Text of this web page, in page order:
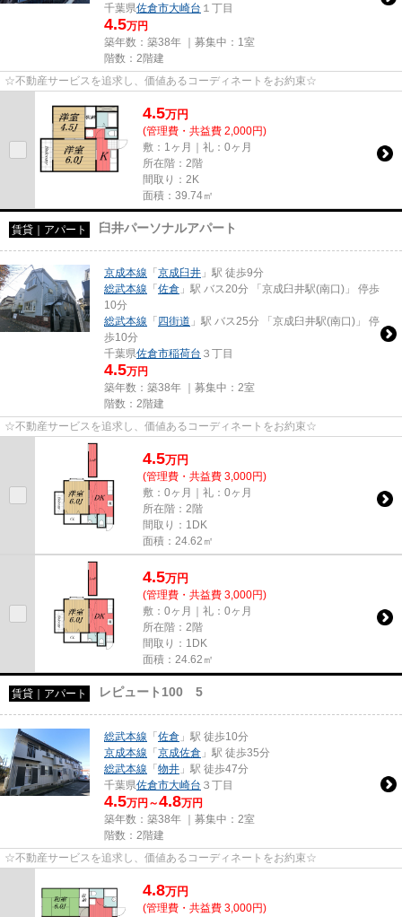
千葉県佐倉市大崎台 １丁目
4.5万円
築年数：築38年 ｜募集中： 1室
階数：2階建
☆不動産サービスを追求し、価値あるコーディネートをお約束☆
4.5万円
(管理費・共益費 2,000円)
敷：1ヶ月｜礼：0ヶ月
所在階：2階
間取り：2K
面積：39.74㎡
賃貸｜アパート 臼井パーソナルアパート
京成本線 「 京成臼井 」駅 徒歩9分
総武本線 「 佐倉 」駅 バス20分 「京成臼井駅(南口)」 停歩
10分
総武本線 「 四街道 」駅 バス25分 「京成臼井駅(南口)」 停
歩10分
千葉県佐倉市稲荷台 ３丁目
4.5万円
築年数：築38年 ｜募集中： 2室
階数：2階建
☆不動産サービスを追求し、価値あるコーディネートをお約束☆
4.5万円
(管理費・共益費 3,000円)
敷：0ヶ月｜礼：0ヶ月
所在階：2階
間取り：1DK
面積：24.62㎡
4.5万円
(管理費・共益費 3,000円)
敷：0ヶ月｜礼：0ヶ月
所在階：2階
間取り：1DK
面積：24.62㎡
賃貸｜アパート レピュート100 5
総武本線 「 佐倉 」駅 徒歩10分
京成本線 「 京成佐倉 」駅 徒歩35分
総武本線 「 物井 」駅 徒歩47分
千葉県佐倉市大崎台 ３丁目
4.5万円～4.8万円
築年数：築38年 ｜募集中： 2室
階数：2階建
☆不動産サービスを追求し、価値あるコーディネートをお約束☆
4.8万円
(管理費・共益費 3,000円)